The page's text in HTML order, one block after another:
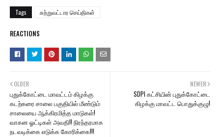
Tags சுற்றுவட்டார செய்திகள்
REACTIONS
NEWER
SDPI கட்சியின் புதுக்கோட்டை
கிழக்கு மாவட்ட பொதுக்குழு!
OLDER
புதுக்கோட்டை மாவட்டம் கிழக்கு
கடற்கரை சாலை பகுதியில் மீண்டும்
சாலையை ஆக்கிரமித்த மாடுகள்!
வாகன ஓட்டிகள் அவதி!! நிரந்தரமாக
நடவடிக்கை எடுக்க கோரிக்கை!!!